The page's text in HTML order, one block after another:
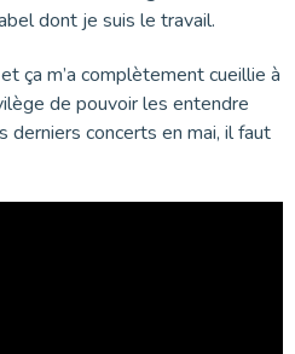
dont je suis le travail.
ça m’a complètement cueillie à
de pouvoir les entendre
derniers concerts en mai, il faut